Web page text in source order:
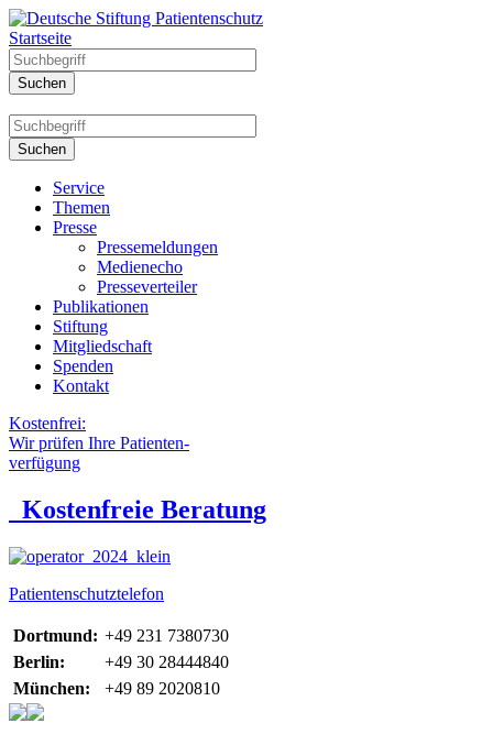
Startseite
Service
Themen
Presse
Pressemeldungen
Medienecho
Presseverteiler
Publikationen
Stiftung
Mitgliedschaft
Spenden
Kontakt
Kostenfrei:
Wir prüfen Ihre Patienten-
verfügung
Kostenfreie Beratung
Patientenschutztelefon
Dortmund: +49 231 7380730
Berlin:
+49 30 28444840
München:
+49 89 2020810